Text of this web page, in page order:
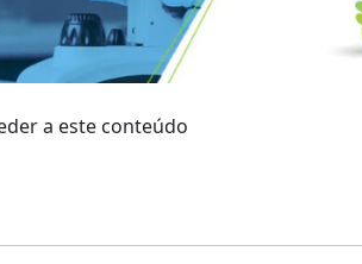
a este conteúdo